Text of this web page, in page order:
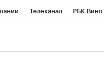
Телеканал РБК Вино